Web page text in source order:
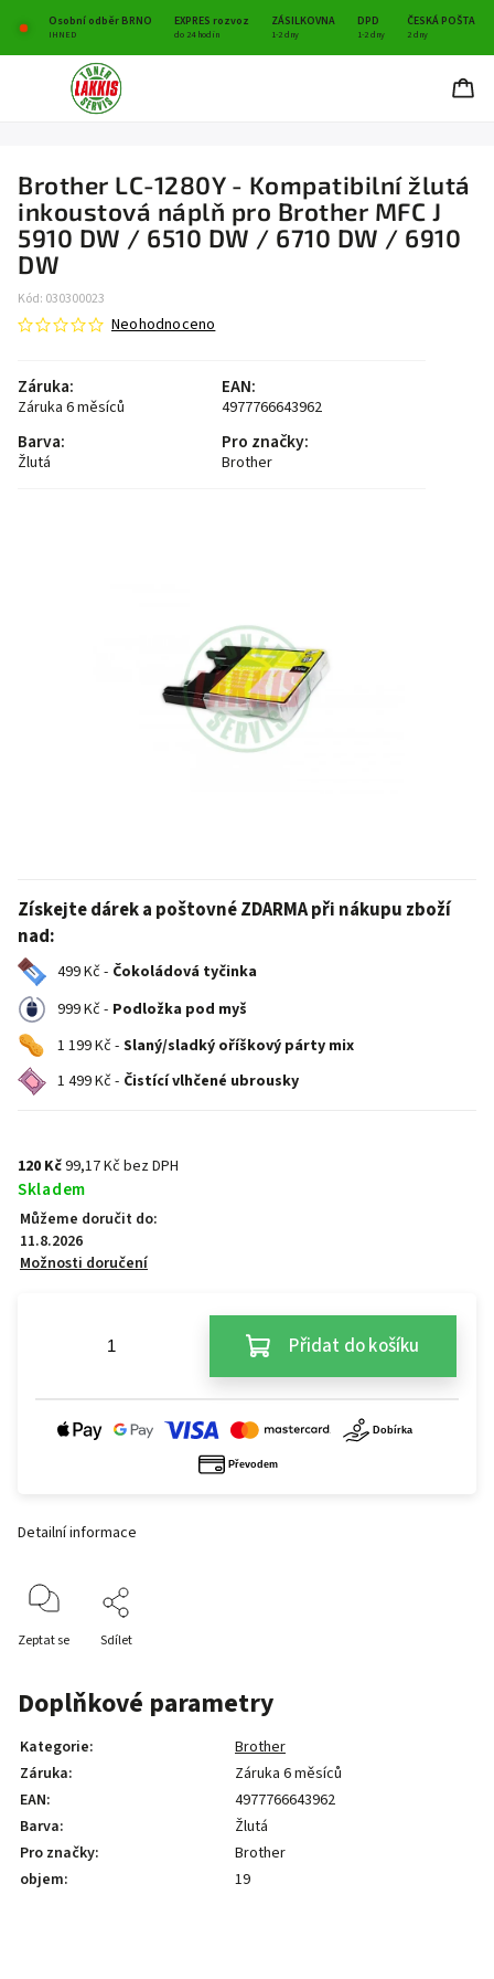
Osobní odběr BRNO EXPRES rozvoz ZÁSILKOVNA DPD ČESKÁ POŠTA
IHNED do 24 hodin 1-2 dny 1-2 dny 2 dny
Brother LC-1280Y - Kompatibilní žlutá
inkoustová náplň pro Brother MFC J
5910 DW / 6510 DW / 6710 DW / 6910
DW
Kód: 030300023
Neohodnoceno
Záruka:
Záruka 6 měsíců
EAN:
4977766643962
Barva:
Žlutá
Pro značky:
Brother
Získejte dárek a poštovné ZDARMA při nákupu zboží
nad:
499 Kč - Čokoládová tyčinka
999 Kč - Podložka pod myš
1 199 Kč - Slaný/sladký oříškový párty mix
1 499 Kč - Čistící vlhčené ubrousky
120 Kč99,17 Kč bez DPH
Skladem
Můžeme doručit do:
11.8.2026
Možnosti doručení
Přidat do košíku
Detailní informace
Zeptat se Sdílet
Doplňkové parametry
Kategorie:
Brother
Záruka:
Záruka 6 měsíců
EAN:
4977766643962
Barva:
Žlutá
Pro značky:
Brother
objem: 19